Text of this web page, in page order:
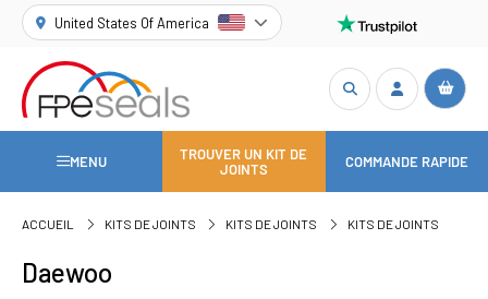
United States Of America
MENU
TROUVER UN KIT DE
JOINTS
COMMANDE RAPIDE
ACCUEIL KITS DE JOINTS KITS DE JOINTS KITS DE JOINTS
Daewoo